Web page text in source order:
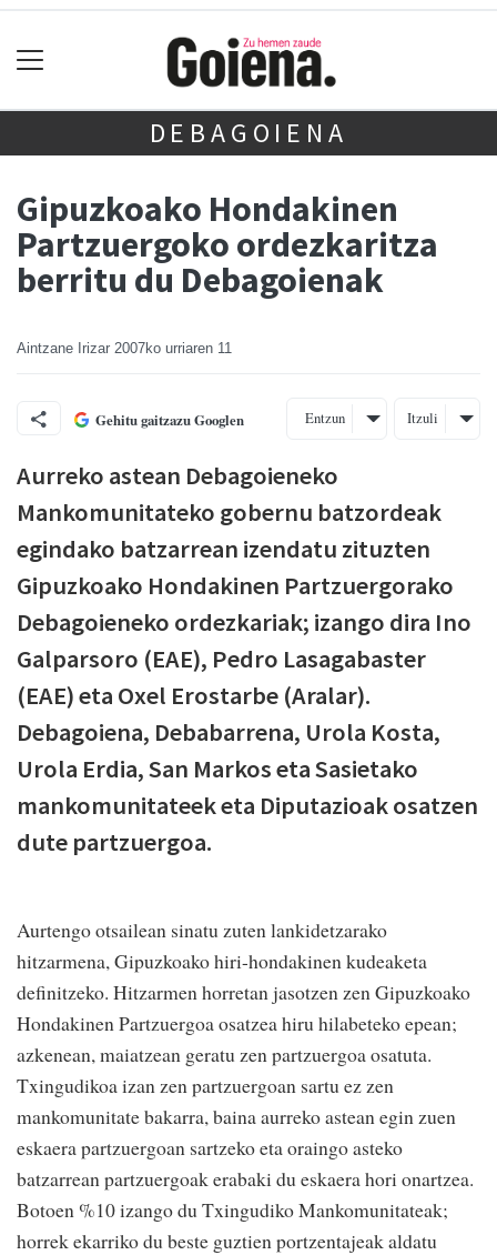
DEBAGOIENA
Gipuzkoako Hondakinen
Partzuergoko ordezkaritza
berritu du Debagoienak
Aintzane Irizar 2007ko urriaren 11
Gehitu gaitzazu Googlen Entzun Itzuli
Aurreko astean Debagoieneko
Mankomunitateko gobernu batzordeak
egindako batzarrean izendatu zituzten
Gipuzkoako Hondakinen Partzuergorako
Debagoieneko ordezkariak; izango dira Ino
Galparsoro (EAE), Pedro Lasagabaster
(EAE) eta Oxel Erostarbe (Aralar).
Debagoiena, Debabarrena, Urola Kosta,
Urola Erdia, San Markos eta Sasietako
mankomunitateek eta Diputazioak osatzen
dute partzuergoa.
Aurtengo otsailean sinatu zuten lankidetzarako
hitzarmena, Gipuzkoako hiri-hondakinen kudeaketa
definitzeko. Hitzarmen horretan jasotzen zen Gipuzkoako
Hondakinen Partzuergoa osatzea hiru hilabeteko epean;
azkenean, maiatzean geratu zen partzuergoa osatuta.
Txingudikoa izan zen partzuergoan sartu ez zen
mankomunitate bakarra, baina aurreko astean egin zuen
eskaera partzuergoan sartzeko eta oraingo asteko
batzarrean partzuergoak erabaki du eskaera hori onartzea.
Botoen %10 izango du Txingudiko Mankomunitateak;
horrek ekarriko du beste guztien portzentajeak aldatu